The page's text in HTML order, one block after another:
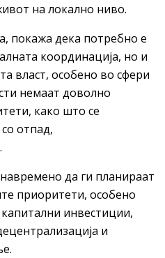
на локално ниво.
покажа дека потребно е
координација, но и
власт, особено во сфери
немаат доволно
како што се
отпад,
да ги планираат
приоритети, особено
инвестиции,
и